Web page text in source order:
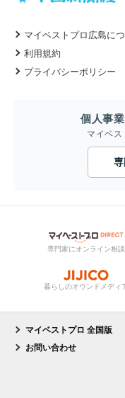
マイベストプロ広島に
利用規約
プライバシーポリシー
個人事
マイベス
専門家にオンライン相談
暮らしのオウンドメディ
マイベストプロ 全国版
お問い合わせ